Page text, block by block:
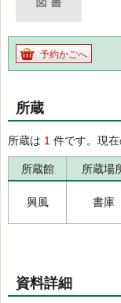
予約かごへ
所蔵
所蔵は 1 件です。現
所蔵館 所蔵場
興風 書庫
資料詳細